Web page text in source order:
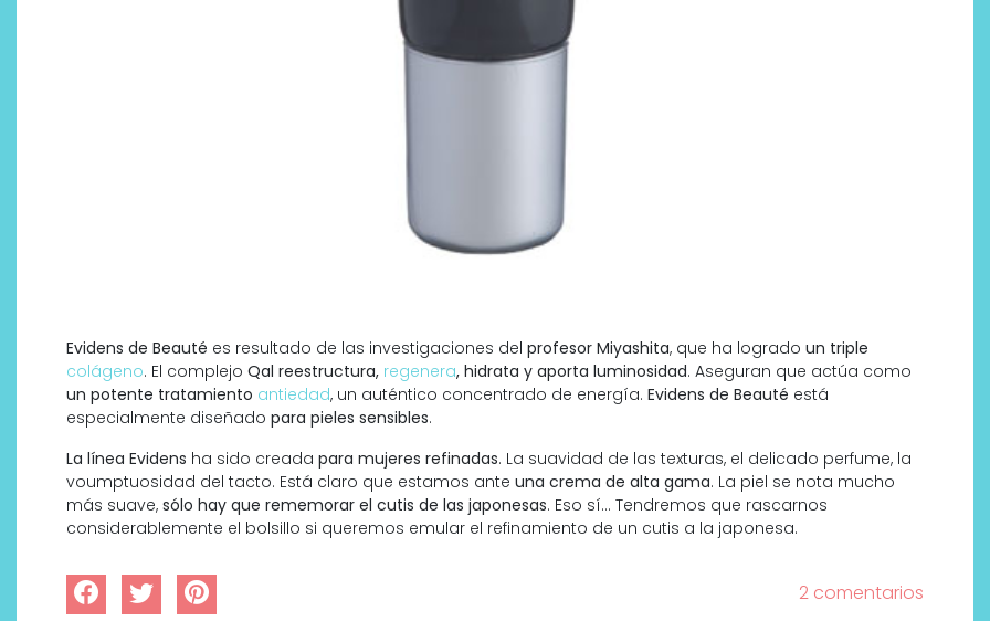
Evidens de Beauté es resultado de las investigaciones del profesor Miyashita, que ha logrado un triple
colágeno. El complejo Qal reestructura, regenera, hidrata y aporta luminosidad. Aseguran que actúa como
un potente tratamiento antiedad, un auténtico concentrado de energía. Evidens de Beauté está
especialmente diseñado para pieles sensibles.
La línea Evidens ha sido creada para mujeres refinadas. La suavidad de las texturas, el delicado perfume, la
voumptuosidad del tacto. Está claro que estamos ante una crema de alta gama. La piel se nota mucho
más suave, sólo hay que rememorar el cutis de las japonesas. Eso sí… Tendremos que rascarnos
considerablemente el bolsillo si queremos emular el refinamiento de un cutis a la japonesa.
2 comentarios